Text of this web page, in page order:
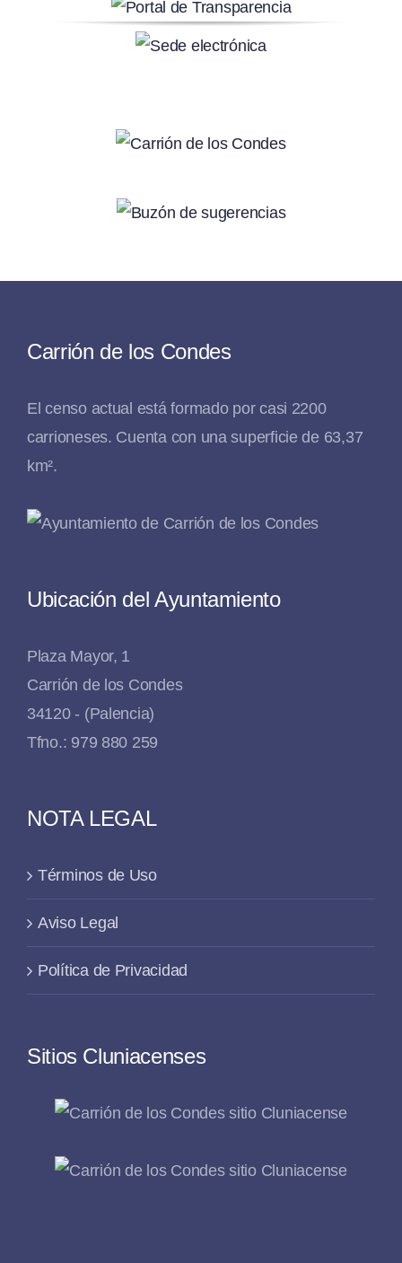
Carrión de los Condes
El censo actual está formado por casi 2200
carrioneses. Cuenta con una superficie de 63,37
km².
Ubicación del Ayuntamiento
Plaza Mayor, 1
Carrión de los Condes
34120 - (Palencia)
Tfno.: 979 880 259
NOTA LEGAL
Términos de Uso
Aviso Legal
Política de Privacidad
Sitios Cluniacenses